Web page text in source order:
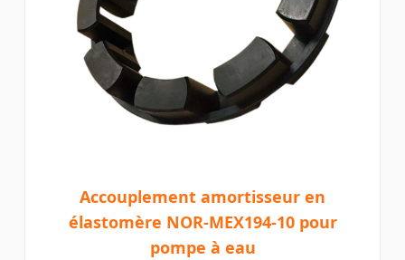
Accouplement amortisseur en
élastomère NOR-MEX194-10 pour
pompe à eau